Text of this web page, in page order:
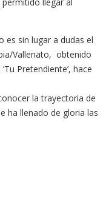
es sin lugar a dudas el
Vallenato, obtenido
Pretendiente’, hace
la trayectoria de
ha llenado de gloria las